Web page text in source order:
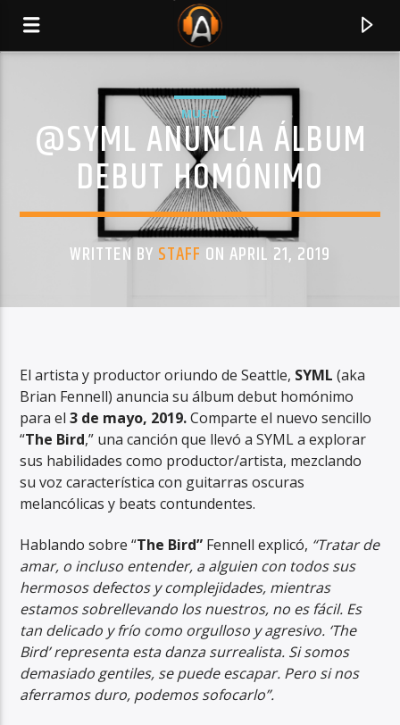
TITLE
ARTIST
MUSIC
@SYML ANUNCIA ÁLBUM
DEBUT HOMÓNIMO
WRITTEN BY STAFF ON APRIL 21, 2019
El artista y productor oriundo de Seattle, SYML (aka
Brian Fennell) anuncia su álbum debut homónimo
para el 3 de mayo, 2019.Comparte el nuevo sencillo
“The Bird,” una canción que llevó a SYML a explorar
sus habilidades como productor/artista, mezclando
su voz característica con guitarras oscuras
melancólicas y beats contundentes.
Hablando sobre “The Bird” Fennell explicó, “Tratar de
amar, o incluso entender, a alguien con todos sus
hermosos defectos y complejidades, mientras
estamos sobrellevando los nuestros, no es fácil. Es
tan delicado y frío como orgulloso y agresivo. ‘The
Bird’ representa esta danza surrealista. Si somos
demasiado gentiles, se puede escapar. Pero si nos
aferramos duro, podemos sofocarlo”.